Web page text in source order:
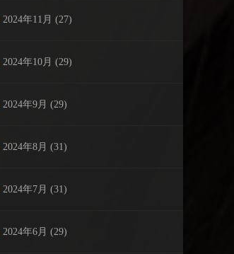
2024年11月 (27)
2024年10月 (29)
2024年9月 (29)
2024年8月 (31)
2024年7月 (31)
2024年6月 (29)